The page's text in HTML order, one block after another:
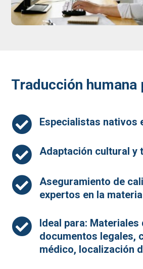
Traducción
 Especialistas nativos
 Adaptación cultural y

Aseguramiento de
expertos en la materia

Ideal para: Materiales
documentos legales,
médico, localización